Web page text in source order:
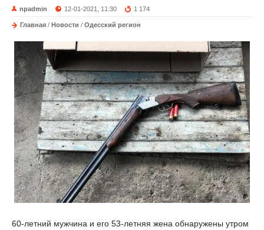
npadmin 12-01-2021, 11:30 1 174
Главная / Новости / Одесский регион
60-летний мужчина и его 53-летняя жена обнаружены утром